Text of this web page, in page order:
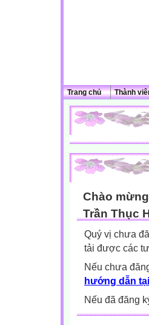
Trang chủ Thành
Chào
Trần Thục
Quý vị chưa
tải được các
Nếu chưa
hướng dẫn
Nếu đã đăng